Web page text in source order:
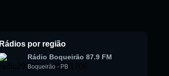
Rádios por região
Rádio Boqueirão 87.9 FM
Boqueirão - PB